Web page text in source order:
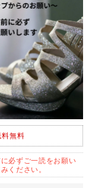
料無料
必ずご一読をお願い
ください。